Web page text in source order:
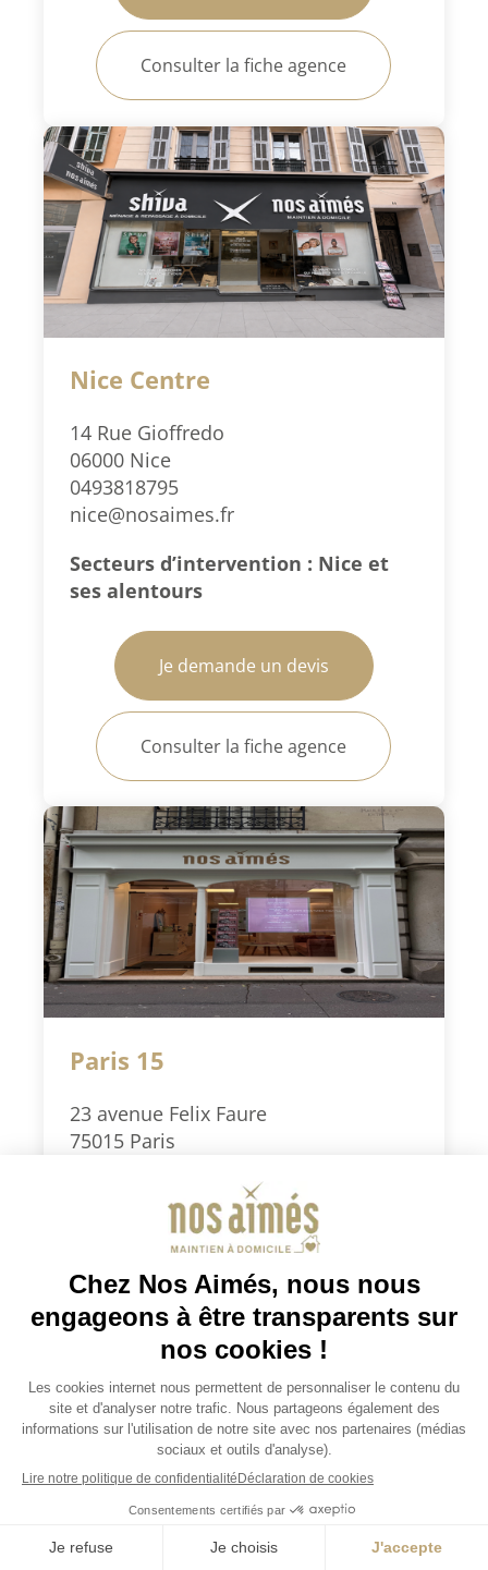
Je demande un devis JOBS / EMPLOIS
Consulter la fiche agence
Nice Centre
14 Rue Gioffredo
06000 Nice
0493818795
nice@nosaimes.fr
Secteurs d’intervention : Nice et
ses alentours
Je demande un devis
Consulter la fiche agence
Paris 15
23 avenue Felix Faure
75015 Paris
paris15@nosaimes.fr
Secteurs d’intervention : Paris Sud
(5e, 6e, 7e, 13e, 14e, 15e) et 92 Sud
(Montrouge, Clamart, Vanves,
Malakoff, Châtillon)
Je demande un devis
Consulter la fiche agence